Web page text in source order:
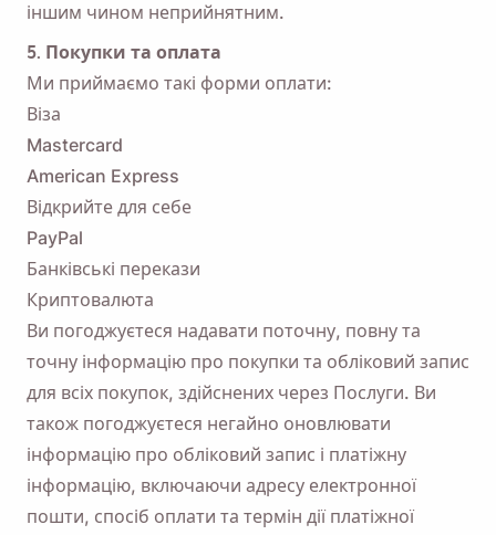
іншим чином неприйнятним.
5. Покупки та оплата
Ми приймаємо такі форми оплати:
Віза
Mastercard
American Express
Відкрийте для себе
PayPal
Банківські перекази
Криптовалюта
Ви погоджуєтеся надавати поточну, повну та
точну інформацію про покупки та обліковий запис
для всіх покупок, здійснених через Послуги. Ви
також погоджуєтеся негайно оновлювати
інформацію про обліковий запис і платіжну
інформацію, включаючи адресу електронної
пошти, спосіб оплати та термін дії платіжної